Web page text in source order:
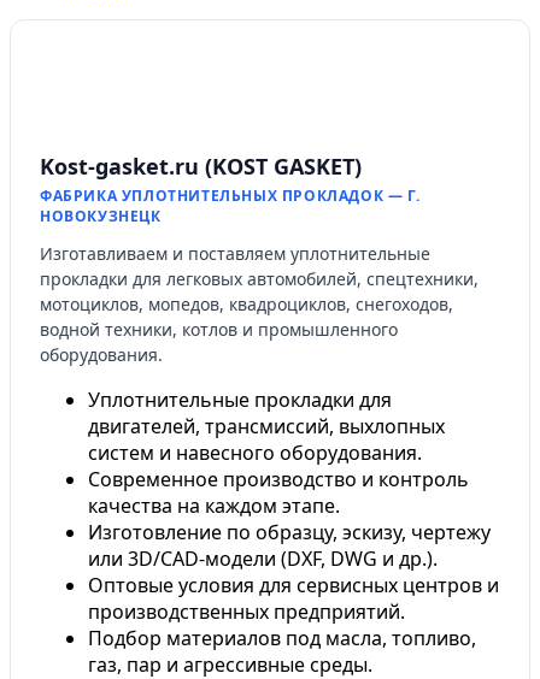
Kost-gasket.ru (KOST GASKET)
ФАБРИКА УПЛОТНИТЕЛЬНЫХ ПРОКЛАДОК — Г.
НОВОКУЗНЕЦК
Изготавливаем и поставляем уплотнительные
прокладки для легковых автомобилей, спецтехники,
мотоциклов, мопедов, квадроциклов, снегоходов,
водной техники, котлов и промышленного
оборудования.
Уплотнительные прокладки для
двигателей, трансмиссий, выхлопных
систем и навесного оборудования.
Современное производство и контроль
качества на каждом этапе.
Изготовление по образцу, эскизу, чертежу
или 3D/CAD-модели (DXF, DWG и др.).
Оптовые условия для сервисных центров и
производственных предприятий.
Подбор материалов под масла, топливо,
газ, пар и агрессивные среды.